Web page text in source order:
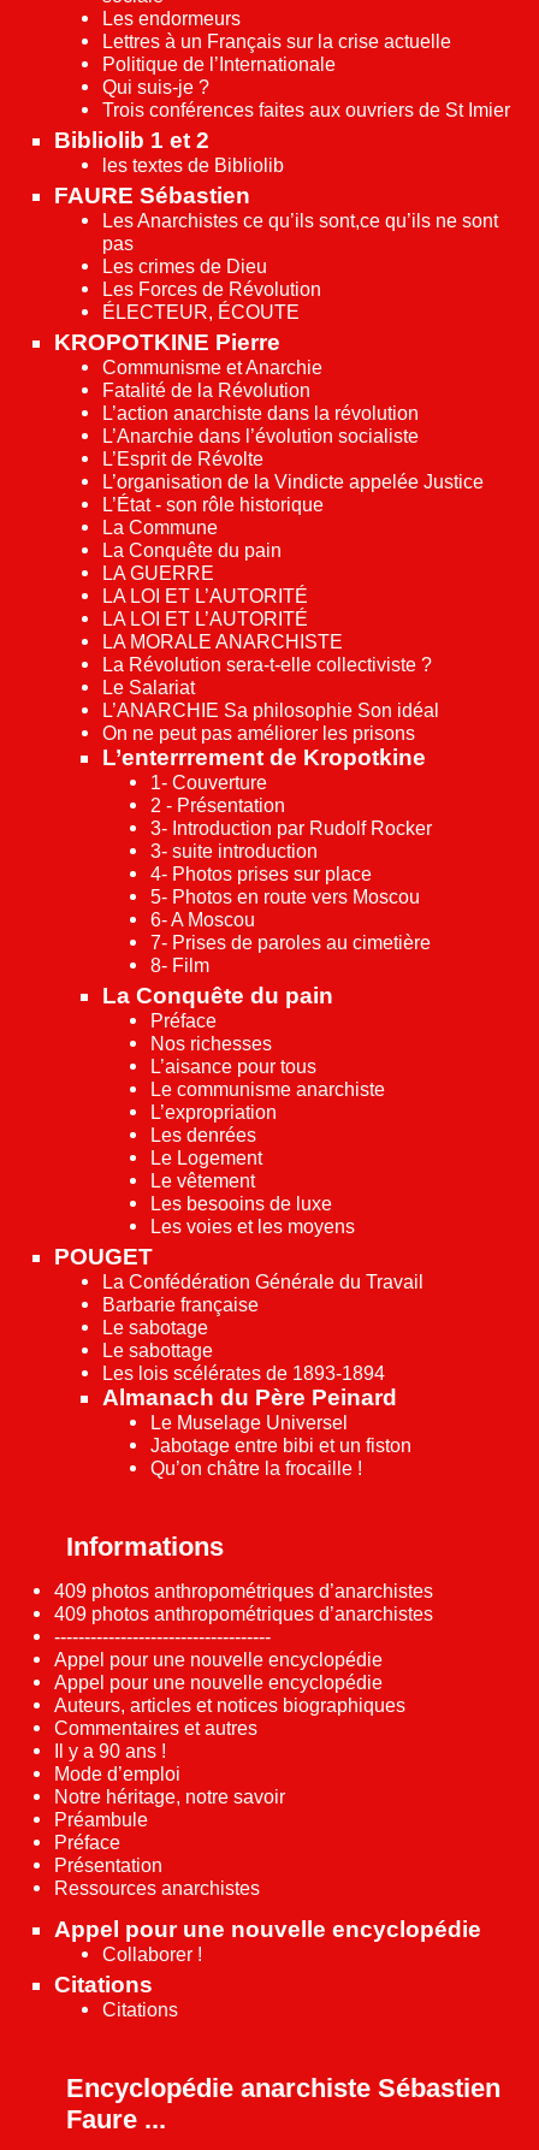
Les endormeurs
Lettres à un Français sur la crise actuelle
Politique de l’Internationale
Qui suis-je ?
Trois conférences faites aux ouvriers de St Imier
Bibliolib 1 et 2
les textes de Bibliolib
FAURE Sébastien
Les Anarchistes ce qu’ils sont,ce qu’ils ne sont
pas
Les crimes de Dieu
Les Forces de Révolution
ÉLECTEUR, ÉCOUTE
KROPOTKINE Pierre
Communisme et Anarchie
Fatalité de la Révolution
L’action anarchiste dans la révolution
L’Anarchie dans l’évolution socialiste
L’Esprit de Révolte
L’organisation de la Vindicte appelée Justice
L’État - son rôle historique
La Commune
La Conquête du pain
LA GUERRE
LA LOI ET L’AUTORITÉ
LA LOI ET L’AUTORITÉ
LA MORALE ANARCHISTE
La Révolution sera-t-elle collectiviste ?
Le Salariat
L’ANARCHIE Sa philosophie Son idéal
On ne peut pas améliorer les prisons
L’enterrrement de Kropotkine
1- Couverture
2 - Présentation
3- Introduction par Rudolf Rocker
3- suite introduction
4- Photos prises sur place
5- Photos en route vers Moscou
6- A Moscou
7- Prises de paroles au cimetière
8- Film
La Conquête du pain
Préface
Nos richesses
L’aisance pour tous
Le communisme anarchiste
L’expropriation
Les denrées
Le Logement
Le vêtement
Les besooins de luxe
Les voies et les moyens
POUGET
La Confédération Générale du Travail
Barbarie française
Le sabotage
Le sabottage
Les lois scélérates de 1893-1894
Almanach du Père Peinard
Le Muselage Universel
Jabotage entre bibi et un fiston
Qu’on châtre la frocaille !
Informations
409 photos anthropométriques d’anarchistes
409 photos anthropométriques d’anarchistes
------------------------------------
Appel pour une nouvelle encyclopédie
Appel pour une nouvelle encyclopédie
Auteurs, articles et notices biographiques
Commentaires et autres
Il y a 90 ans !
Mode d’emploi
Notre héritage, notre savoir
Préambule
Préface
Présentation
Ressources anarchistes
Appel pour une nouvelle encyclopédie
Collaborer !
Citations
Citations
Encyclopédie anarchiste Sébastien
Faure ...